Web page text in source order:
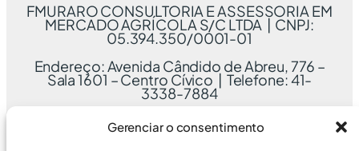
Gerenciar o consentimento
FMURARO CONSULTORIA E ASSESSORIA EM
MERCADO AGRÍCOLA S/C LTDA | CNPJ:
05.394.350/0001-01
Endereço: Avenida Cândido de Abreu, 776 –
Sala 1601 – Centro Cívico | Telefone: 41-
3338-7884